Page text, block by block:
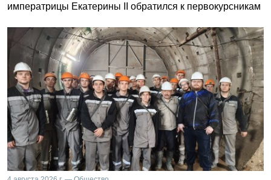
императрицы Екатерины II обратился к первокурсникам